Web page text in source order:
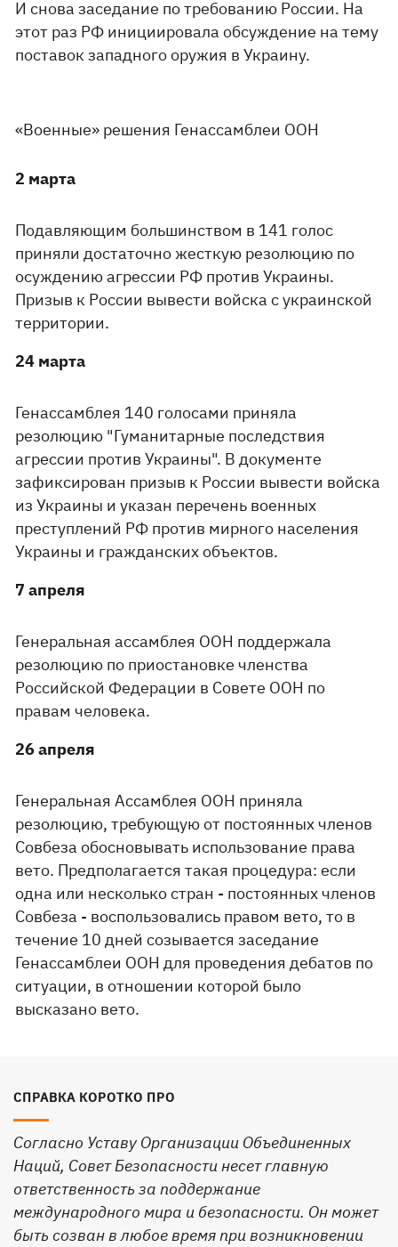
И снова заседание по требованию России. На
этот раз РФ инициировала обсуждение на тему
поставок западного оружия в Украину.
«Военные» решения Генассамблеи ООН
2 марта
Подавляющим большинством в 141 голос
приняли достаточно жесткую резолюцию по
осуждению агрессии РФ против Украины.
Призыв к России вывести войска с украинской
территории.
24 марта
Генассамблея 140 голосами приняла
резолюцию "Гуманитарные последствия
агрессии против Украины". В документе
зафиксирован призыв к России вывести войска
из Украины и указан перечень военных
преступлений РФ против мирного населения
Украины и гражданских объектов.
7 апреля
Генеральная ассамблея ООН поддержала
резолюцию по приостановке членства
Российской Федерации в Совете ООН по
правам человека.
26 апреля
Генеральная Ассамблея ООН приняла
резолюцию, требующую от постоянных членов
Совбеза обосновывать использование права
вето. Предполагается такая процедура: если
одна или несколько стран - постоянных членов
Совбеза - воспользовались правом вето, то в
течение 10 дней созывается заседание
Генассамблеи ООН для проведения дебатов по
ситуации, в отношении которой было
высказано вето.
СПРАВКА КОРОТКО ПРО
Согласно Уставу Организации Объединенных
Наций, Совет Безопасности несет главную
ответственность за поддержание
международного мира и безопасности. Он может
быть созван в любое время при возникновении